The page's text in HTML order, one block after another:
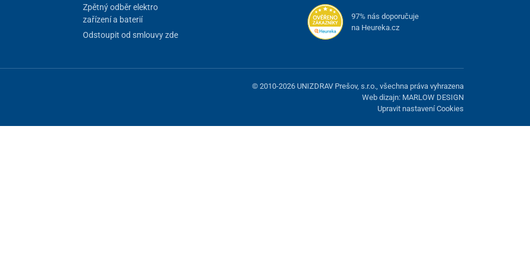
Zpětný odběr elektro
zařízení a baterií
Odstoupit od smlouvy zde
97% nás doporučuje
na Heureka.cz
© 2010-2026 UNIZDRAV Prešov, s.r.o., všechna práva vyhrazena
Web dizajn: MARLOW DESIGN
Upravit nastavení Cookies